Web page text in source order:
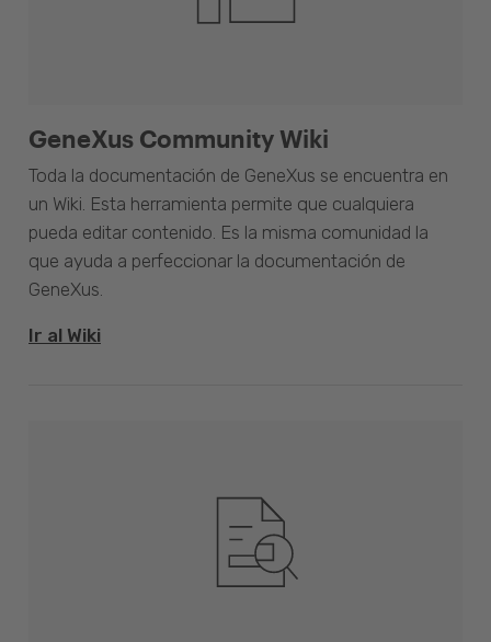
GeneXus Community Wiki
Toda la documentación de GeneXus se encuentra en
un Wiki. Esta herramienta permite que cualquiera
pueda editar contenido. Es la misma comunidad la
que ayuda a perfeccionar la documentación de
GeneXus.
Ir al Wiki